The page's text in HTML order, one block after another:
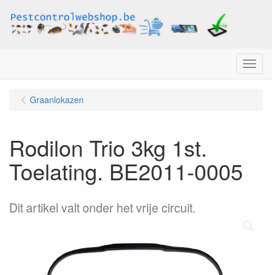
Menu
Graanlokazen
Rodilon Trio 3kg 1st.
Toelating. BE2011-0005
Dit artikel valt onder het vrije circuit.